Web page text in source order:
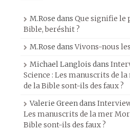
M.Rose dans Que signifie le
Bible, beréshit ?
M.Rose dansVivons-nous
Michael Langlois dans
Science : Les manuscrits de
de la Bible sont-ils des faux ?
Valerie Greendans
Les manuscrits de la mer
Bible sont-ils des faux ?